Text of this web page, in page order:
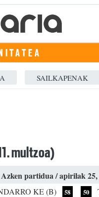
SAILKAPENAK
multzoa)
Azken partidua / apirilak
KE (B) 58 50